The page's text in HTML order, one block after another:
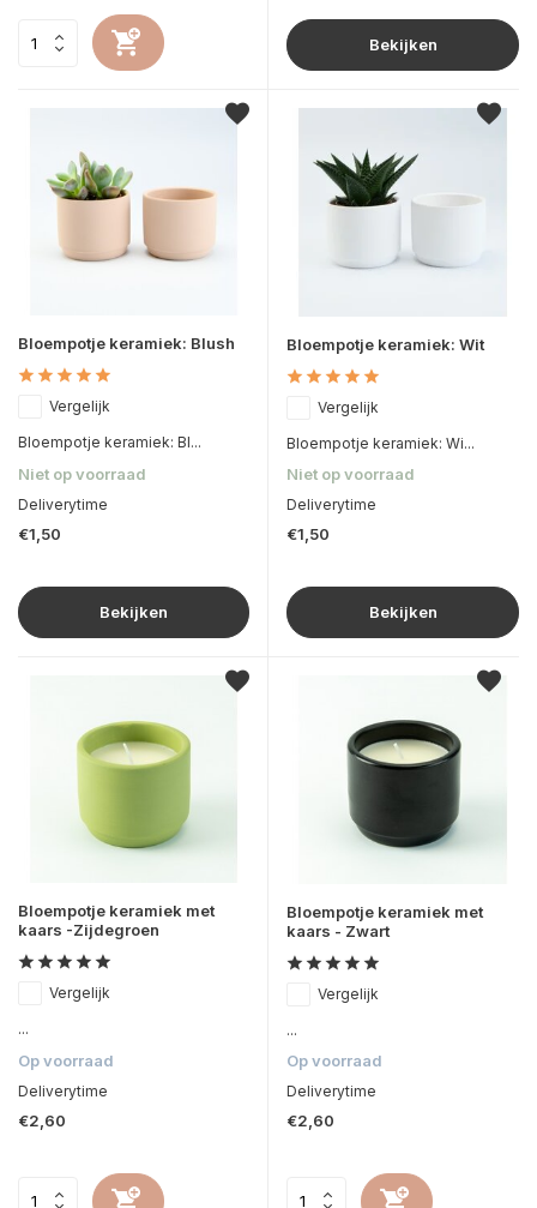
Bekijken
Bloempotje keramiek: Blush
Vergelijk
Bloempotje keramiek: Bl...
Niet op voorraad
Deliverytime
€1,50
Bekijken
Bloempotje keramiek: Wit
Vergelijk
Bloempotje keramiek: Wi...
Niet op voorraad
Deliverytime
€1,50
Bekijken
Bloempotje keramiek met
kaars -Zijdegroen
Vergelijk
...
Op voorraad
Deliverytime
€2,60
Bloempotje keramiek met
kaars - Zwart
Vergelijk
...
Op voorraad
Deliverytime
€2,60